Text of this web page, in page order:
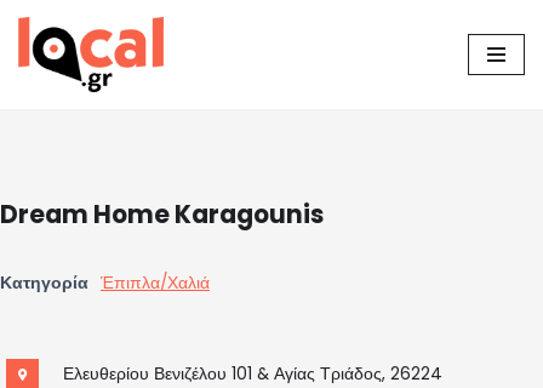
Μεταπηδήστε
Dream Home Karagounis
Κατηγορία Έπιπλα/Χαλιά
Ελευθερίου Βενιζέλου 101 & Αγίας Τριάδος, 26224